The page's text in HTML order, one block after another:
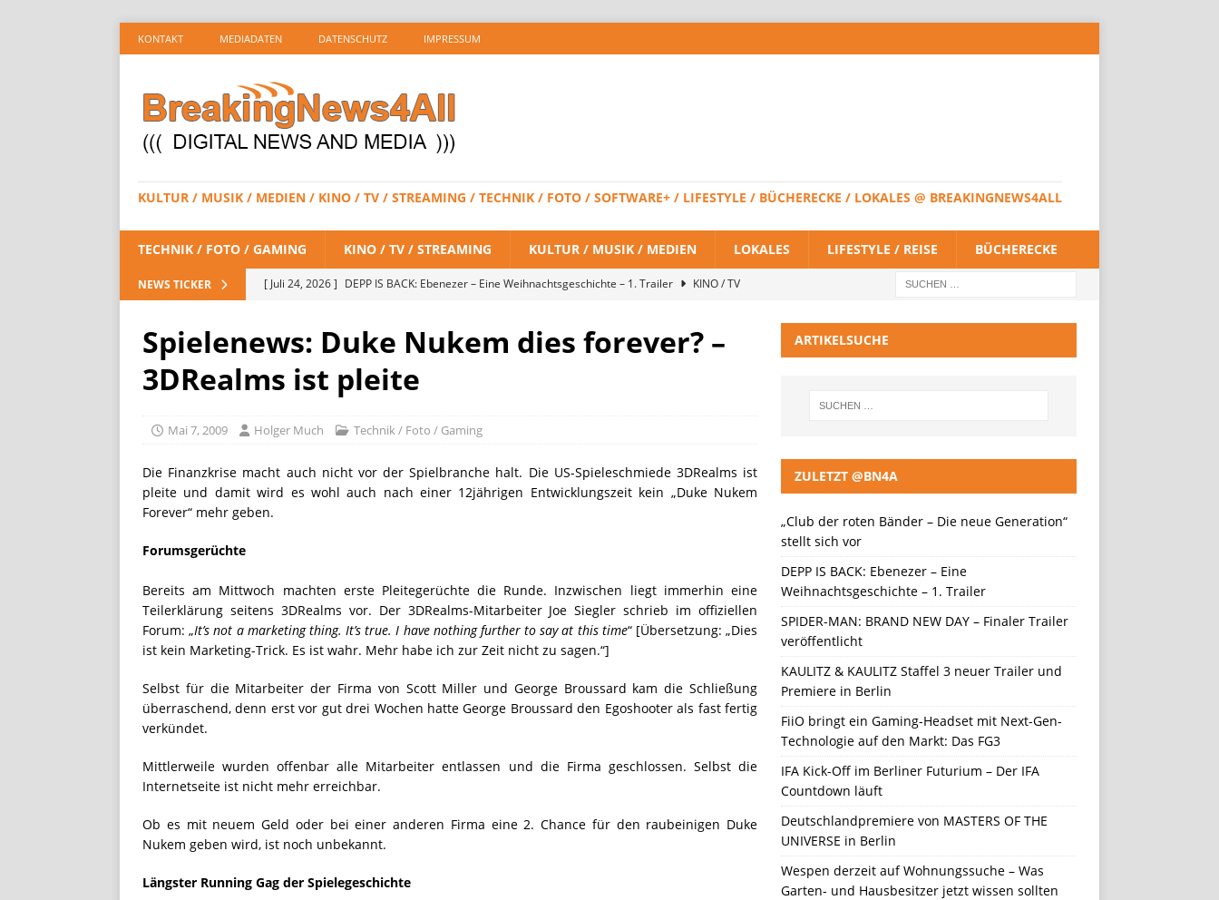
KONTAKT MEDIADATEN DATENSCHUTZ IMPRESSUM
KULTUR / MUSIK / MEDIEN / KINO / TV / STREAMING / TECHNIK / FOTO / SOFTWARE+ / LIFESTYLE / BÜCHERECKE / LOKALES @ BREAKINGNEWS4ALL
TECHNIK / FOTO / GAMING KINO / TV / STREAMING KULTUR / MUSIK / MEDIEN LOKALES LIFESTYLE / REISE BÜCHERECKE
NEWS TICKER [ Juli 24, 2026 ] DEPP IS BACK: Ebenezer – Eine Weihnachtsgeschichte – 1. Trailer
KINO / TV
[ Juli 23, 2026 ] SPIDER-MAN: BRAND NEW DAY – Finaler Trailer veröffentlicht
KINO / TV /
STREAMING
STREAMING
[ Juli 8, 2026 ] FiiO bringt ein Gaming-Headset mit Next-Gen-Technologie auf den Markt: Das
FG3
LIFESTYLE / REISE
Spielenews: Duke Nukem dies forever? –
3DRealms ist pleite
Mai 7, 2009 Holger Much Technik / Foto / Gaming
Die Finanzkrise macht auch nicht vor der Spielbranche halt. Die US-Spieleschmiede 3DRealms ist
pleite und damit wird es wohl auch nach einer 12jährigen Entwicklungszeit kein „Duke Nukem
Forever“ mehr geben.
Forumsgerüchte
Bereits am Mittwoch machten erste Pleitegerüchte die Runde. Inzwischen liegt immerhin eine
Teilerklärung seitens 3DRealms vor. Der 3DRealms-Mitarbeiter Joe Siegler schrieb im offiziellen
Forum: „It’s not a marketing thing. It’s true. I have nothing further to say at this time“ [Übersetzung: „Dies
ist kein Marketing-Trick. Es ist wahr. Mehr habe ich zur Zeit nicht zu sagen.“]
Selbst für die Mitarbeiter der Firma von Scott Miller und George Broussard kam die Schließung
überraschend, denn erst vor gut drei Wochen hatte George Broussard den Egoshooter als fast fertig
verkündet.
Mittlerweile wurden offenbar alle Mitarbeiter entlassen und die Firma geschlossen. Selbst die
Internetseite ist nicht mehr erreichbar.
Ob es mit neuem Geld oder bei einer anderen Firma eine 2. Chance für den raubeinigen Duke
Nukem geben wird, ist noch unbekannt.
Längster Running Gag der Spielegeschichte
ARTIKELSUCHE
ZULETZT @BN4A
„Club der roten Bänder – Die neue Generation“
stellt sich vor
DEPP IS BACK: Ebenezer – Eine
Weihnachtsgeschichte – 1. Trailer
SPIDER-MAN: BRAND NEW DAY – Finaler Trailer
veröffentlicht
KAULITZ & KAULITZ Staffel 3 neuer Trailer und
Premiere in Berlin
FiiO bringt ein Gaming-Headset mit Next-Gen-
Technologie auf den Markt: Das FG3
IFA Kick-Off im Berliner Futurium – Der IFA
Countdown läuft
Deutschlandpremiere von MASTERS OF THE
UNIVERSE in Berlin
Wespen derzeit auf Wohnungssuche – Was
Garten- und Hausbesitzer jetzt wissen sollten